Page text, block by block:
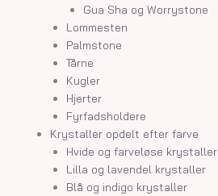
Gua Sha og Worrystone
Lommesten
Palmstone
Tårne
Kugler
Hjerter
Fyrfadsholdere
Krystaller opdelt efter farve
Hvide og farveløse krystaller
Lilla og lavendel krystaller
Blå og indigo krystaller